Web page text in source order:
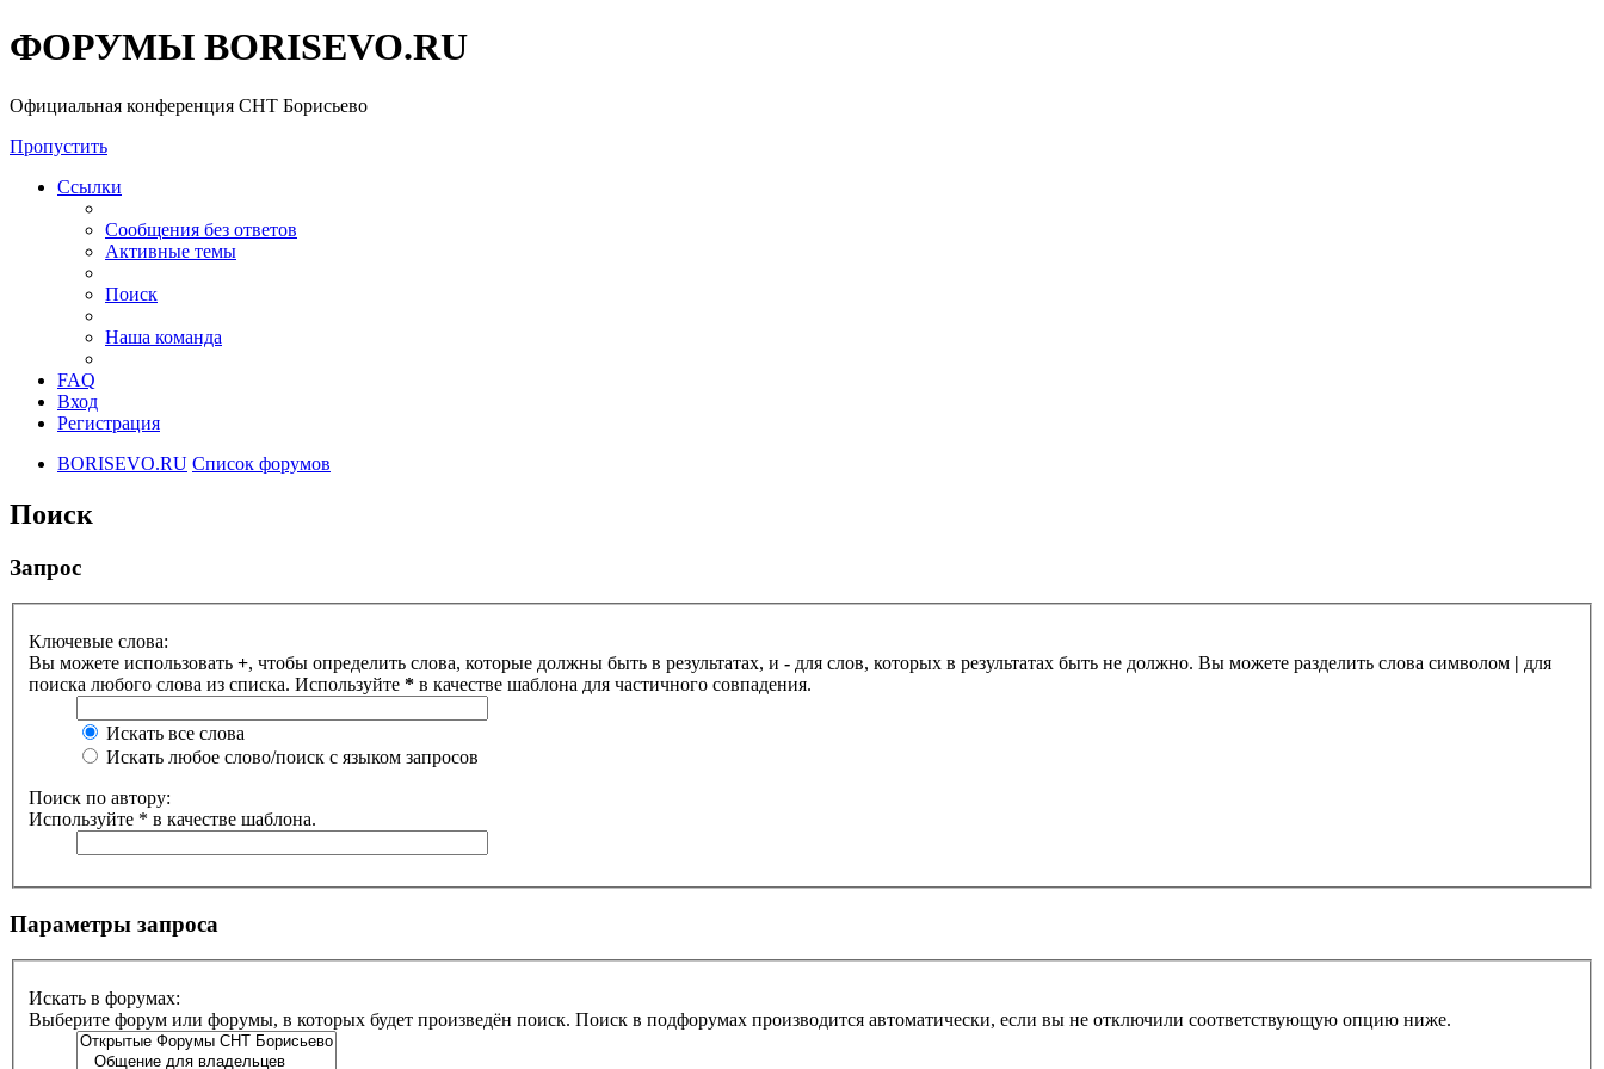
ФОРУМЫ BORISEVO.RU
Официальная конференция СНТ Борисьево
Пропустить
Ссылки
Сообщения без ответов
Активные темы
Поиск
Наша команда
FAQ
Вход
Регистрация
BORISEVO.RU Список форумов
Поиск
Запрос
Ключевые слова:
Вы можете использовать +, чтобы определить слова, которые должны быть в результатах, и - для слов, которых в результатах быть не должно. Вы можете разделить слова символом | для
поиска любого слова из списка. Используйте * в качестве шаблона для частичного совпадения.
Искать все слова
Искать любое слово/поиск с языком запросов
Поиск по автору:
Используйте * в качестве шаблона.
Параметры запроса
Искать в форумах:
Выберите форум или форумы, в которых будет произведён поиск. Поиск в подфорумах производится автоматически, если вы не отключили соответствующую опцию ниже.